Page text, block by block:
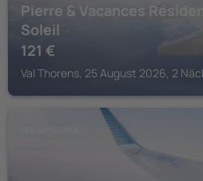
Pierre & Vacances
Soleil
121 €
Val Thorens, 25 August 2026, 2